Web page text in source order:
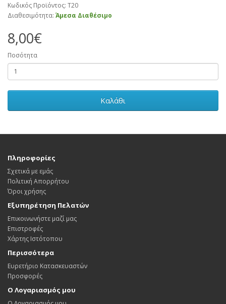
Κωδικός Προϊόντος: T20
Διαθεσιμότητα: Άμεσα Διαθέσιμο
8,00€
Ποσότητα
Καλάθι
Πληροφορίες
Σχετικά με εμάς
Πολιτική Απορρήτου
Όροι χρήσης
Εξυπηρέτηση Πελατών
Επικοινωνήστε μαζί μας
Επιστροφές
Χάρτης Ιστότοπου
Περισσότερα
Ευρετήριο Κατασκευαστών
Προσφορές
Ο Λογαριασμός μου